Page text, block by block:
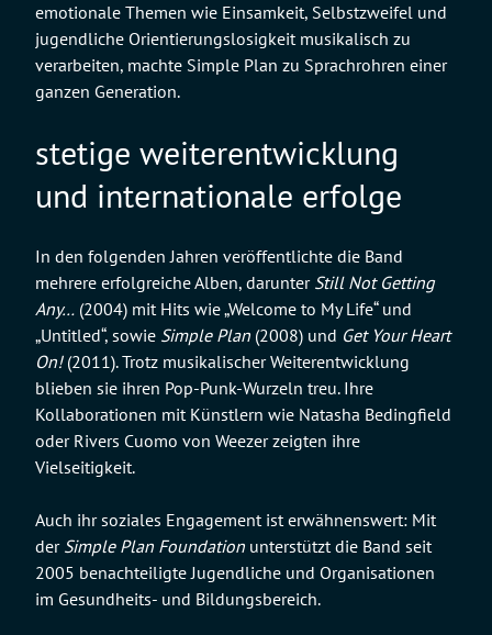
emotionale Themen wie Einsamkeit, Selbstzweifel und
jugendliche Orientierungslosigkeit musikalisch zu
verarbeiten, machte Simple Plan zu Sprachrohren einer
ganzen Generation.
stetige weiterentwicklung
und internationale erfolge
In den folgenden Jahren veröffentlichte die Band
mehrere erfolgreiche Alben, darunter Still Not Getting
Any… (2004) mit Hits wie „Welcome to My Life“ und
„Untitled“, sowie Simple Plan (2008) und Get Your Heart
On!(2011). Trotz musikalischer Weiterentwicklung
blieben sie ihren Pop-Punk-Wurzeln treu. Ihre
Kollaborationen mit Künstlern wie Natasha Bedingfield
oder Rivers Cuomo von Weezer zeigten ihre
Vielseitigkeit.
Auch ihr soziales Engagement ist erwähnenswert: Mit
der Simple Plan Foundation unterstützt die Band seit
2005 benachteiligte Jugendliche und Organisationen
im Gesundheits- und Bildungsbereich.